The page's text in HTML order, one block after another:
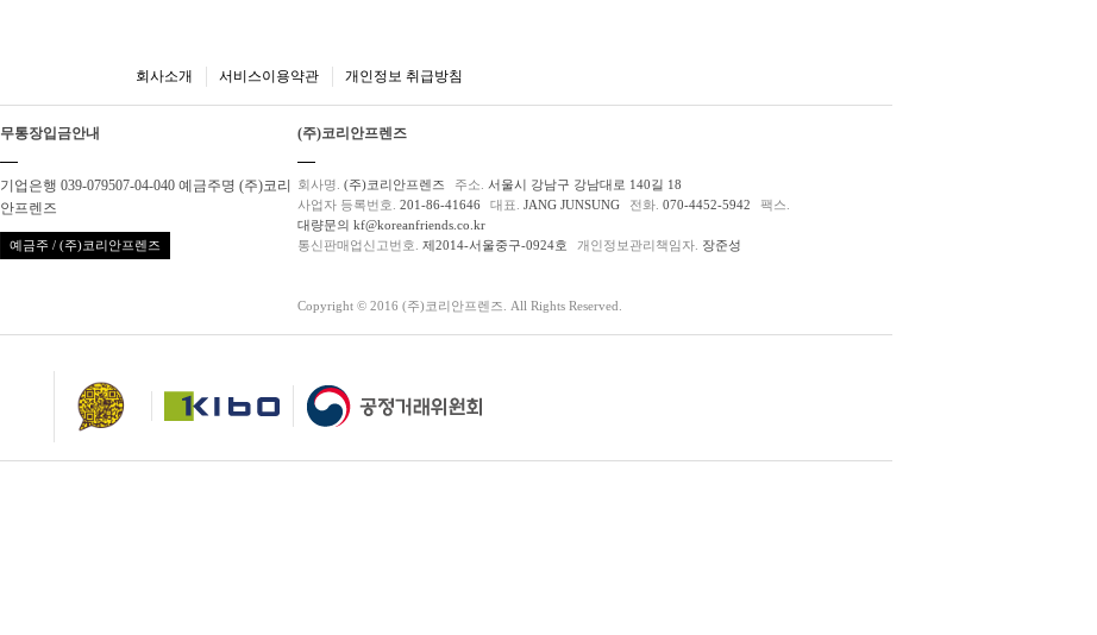
회사소개 서비스이용약관 개인정보 취급방침
무통장입금안내
기업은행 039-079507-04-040 예금주명 (주)코리
안프렌즈
예금주 / (주)코리안프렌즈
(주)코리안프렌즈
회사명. (주)코리안프렌즈 주소. 서울시 강남구 강남대로 140길 18
사업자 등록번호. 201-86-41646 대표. JANG JUNSUNG 전화. 070-4452-5942
팩스.
대량문의 kf@koreanfriends.co.kr
통신판매업신고번호. 제2014-서울중구-0924호 개인정보관리책임자. 장준성
Copyright © 2016 (주)코리안프렌즈. All Rights Reserved.